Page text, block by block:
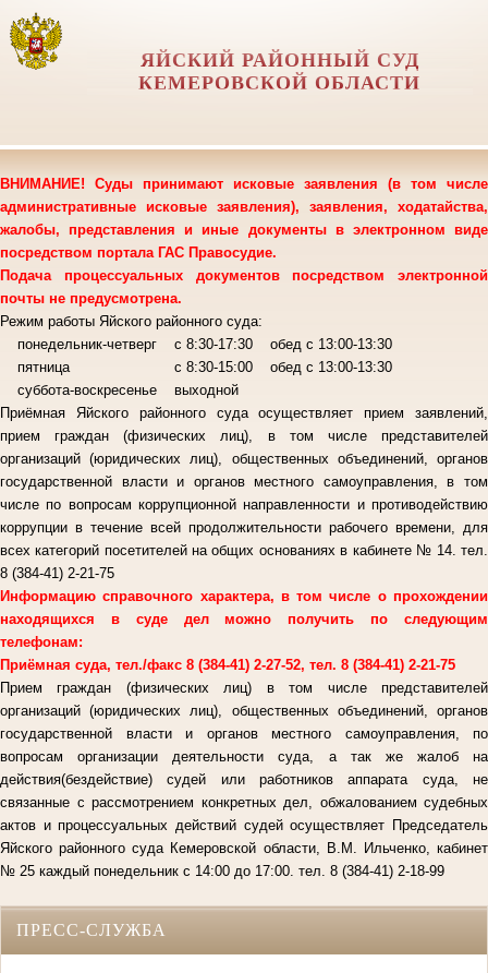
ЯЙСКИЙ РАЙОННЫЙ СУД
КЕМЕРОВСКОЙ ОБЛАСТИ
ВНИМАНИЕ! Суды принимают исковые заявления (в том числе
административные исковые заявления), заявления, ходатайства,
жалобы, представления и иные документы в электронном виде
посредством портала ГАС Правосудие.
Подача процессуальных документов посредством электронной
почты не предусмотрена.
Режим работы Яйского районного суда:
понедельник-четверг с 8:30-17:30 обед с 13:00-13:30
пятница с 8:30-15:00 обед с 13:00-13:30
суббота-воскресенье выходной
Приёмная Яйского районного суда осуществляет прием заявлений,
прием граждан (физических лиц), в том числе представителей
организаций (юридических лиц), общественных объединений, органов
государственной власти и органов местного самоуправления, в том
числе по вопросам коррупционной направленности и противодействию
коррупции в течение всей продолжительности рабочего времени, для
всех категорий посетителей на общих основаниях в кабинете № 14. тел.
8 (384-41) 2-21-75
Информацию справочного характера, в том числе о прохождении
находящихся в суде дел можно получить по следующим
телефонам:
Приёмная суда, тел./факс 8 (384-41) 2-27-52, тел. 8 (384-41) 2-21-75
Прием граждан (физических лиц) в том числе представителей
организаций (юридических лиц), общественных объединений, органов
государственной власти и органов местного самоуправления, по
вопросам организации деятельности суда, а так же жалоб на
действия(бездействие) судей или работников аппарата суда, не
связанные с рассмотрением конкретных дел, обжалованием судебных
актов и процессуальных действий судей осуществляет Председатель
Яйского районного суда Кемеровской области, В.М. Ильченко, кабинет
№ 25 каждый понедельник с 14:00 до 17:00. тел. 8 (384-41) 2-18-99
ПРЕСС-СЛУЖБА